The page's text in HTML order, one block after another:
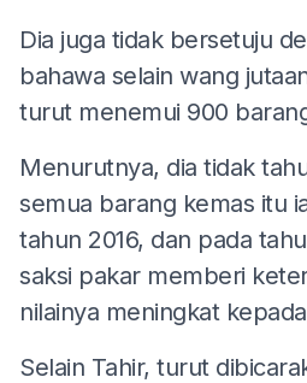
Dia juga tidak bersetuju
bahawa selain wang
turut menemui 900
Menurutnya, dia tidak
semua barang kemas itu
tahun 2016, dan pada
saksi pakar memberi
nilainya meningkat
Selain Tahir, turut